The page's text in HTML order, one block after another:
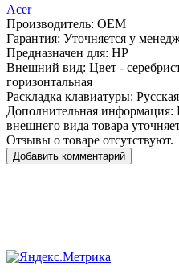
Acer
Производитель: OEM
Гарантия: Уточняется у
Предназначен для: HP
Внешний вид: Цвет -
горизонтальная
Раскладка клавиатуры:
Дополнительная информация:
внешнего вида товара
Отзывы о товаре отсутствуют.
Добавить комментарий